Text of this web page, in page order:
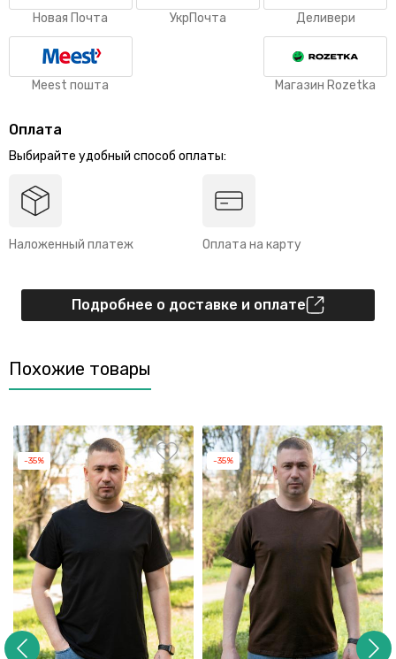
Новая Почта УкрПочта Деливери
Meest пошта Магазин Rozetka
Оплата
Выбирайте удобный способ оплаты:
Наложенный платеж Оплата на карту
Подробнее о доставке и оплате
Похожие товары
-35% -35%